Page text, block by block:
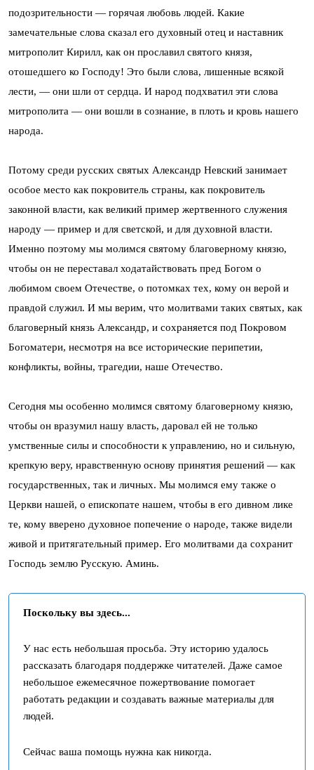
подозрительности — горячая любовь людей. Какие
замечательные слова сказал его духовный отец и наставник
митрополит Кирилл, как он прославил святого князя,
отошедшего ко Господу! Это были слова, лишенные всякой
лести, — они шли от сердца. И народ подхватил эти слова
митрополита — они вошли в сознание, в плоть и кровь нашего
народа.
Потому среди русских святых Александр Невский занимает
особое место как покровитель страны, как покровитель
законной власти, как великий пример жертвенного служения
народу — пример и для светской, и для духовной власти.
Именно поэтому мы молимся святому благоверному князю,
чтобы он не переставал ходатайствовать пред Богом о
любимом своем Отечестве, о потомках тех, кому он верой и
правдой служил. И мы верим, что молитвами таких святых, как
благоверный князь Александр, и сохраняется под Покровом
Богоматери, несмотря на все исторические перипетии,
конфликты, войны, трагедии, наше Отечество.
Сегодня мы особенно молимся святому благоверному князю,
чтобы он вразумил нашу власть, даровал ей не только
умственные силы и способности к управлению, но и сильную,
крепкую веру, нравственную основу принятия решений — как
государственных, так и личных. Мы молимся ему также о
Церкви нашей, о епископате нашем, чтобы в его дивном лике
те, кому вверено духовное попечение о народе, также видели
живой и притягательный пример. Его молитвами да сохранит
Господь землю Русскую. Аминь.
Поскольку вы здесь...
У нас есть небольшая просьба. Эту историю удалось
рассказать благодаря поддержке читателей. Даже самое
небольшое ежемесячное пожертвование помогает
работать редакции и создавать важные материалы для
людей.
Сейчас ваша помощь нужна как никогда.